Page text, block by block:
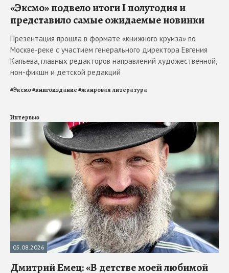
«Эксмо» подвело итоги I полугодия и
представило самые ожидаемые новинки
Презентация прошла в формате «книжного круиза» по
Москве-реке с участием генерального директора Евгения
Капьева, главных редакторов направлений художественной,
нон-фикшн и детской редакций
#Эксмо#книгоиздание#жанровая литература
Интервью
05.08.2026
Дмитрий Емец: «В детстве моей любимой